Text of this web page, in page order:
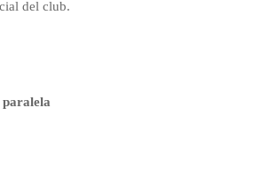
del club.
paralela